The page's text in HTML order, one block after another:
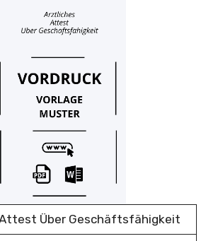
Über Geschäftsfähigkeit